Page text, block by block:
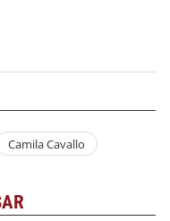
Camila Cavallo